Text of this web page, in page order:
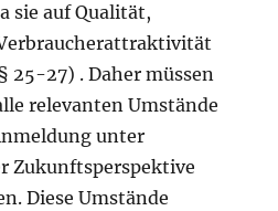
sie auf Qualität,
25-27) . Daher müssen
relevanten Umstände
unter
Zukunftsperspektive
Diese Umstände